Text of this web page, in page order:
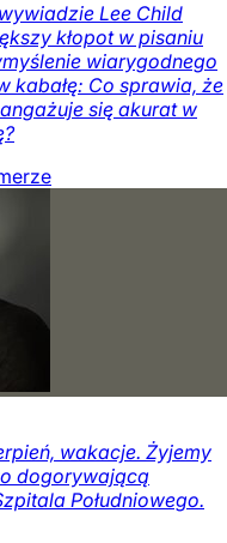
Lee Child
kłopot w pisaniu
wiarygodnego
kabałę: Co sprawia, że
się akurat w
wakacje. Żyjemy
dogorywającą
Południowego.